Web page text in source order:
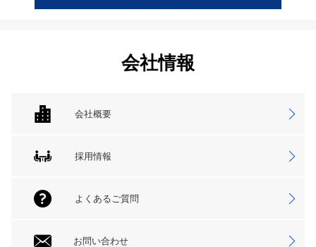
会社情報
会社概要
採用情報
よくあるご質問
お問い合わせ